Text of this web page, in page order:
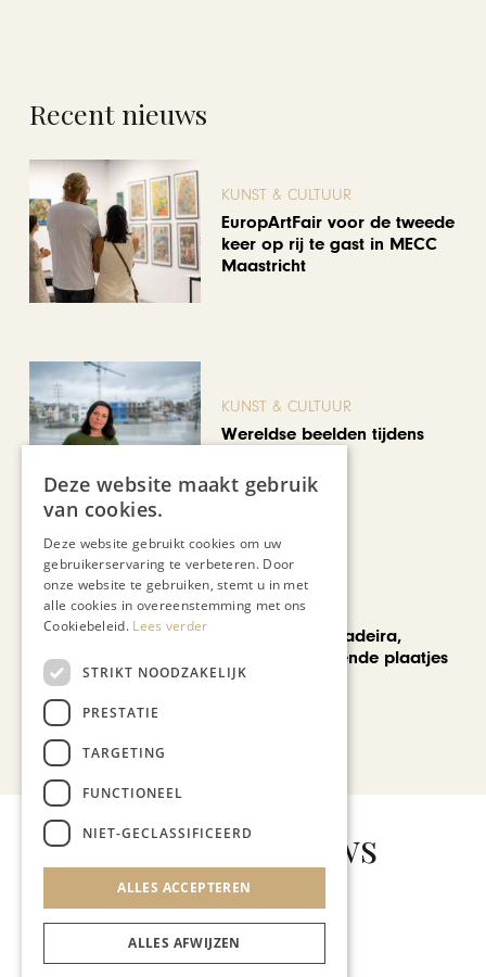
Recent nieuws
KUNST & CULTUUR
EuropArtFair voor de tweede
keer op rij te gast in MECC
Maastricht
KUNST & CULTUUR
Wereldse beelden tijdens
REIZEN
Een week op Madeira,
voorbij de bekende plaatjes
Bekijk alle artikelen
Gerelateerd nieuws
Deze website maakt gebruik
van cookies.
Deze website gebruikt cookies om uw
gebruikerservaring te verbeteren. Door
onze website te gebruiken, stemt u in met
alle cookies in overeenstemming met ons
Cookiebeleid. Lees verder
STRIKT NOODZAKELIJK
PRESTATIE
TARGETING
FUNCTIONEEL
NIET-GECLASSIFICEERD
ALLES ACCEPTEREN
ALLES AFWIJZEN